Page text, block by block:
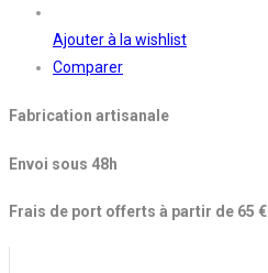
Ajouter à la wishlist
Comparer
Fabrication artisanale
Envoi sous 48h
Frais de port offerts à partir de 65 €